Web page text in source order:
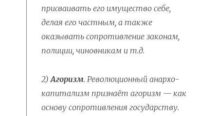
присваивать его имущество себе,
делая его частным, а также
оказывать сопротивление законам,
полиции, чиновникам и т.д.
2)Агоризм. Революционный анархо-
капитализм признаёт агоризм — как
основу сопротивления государству.